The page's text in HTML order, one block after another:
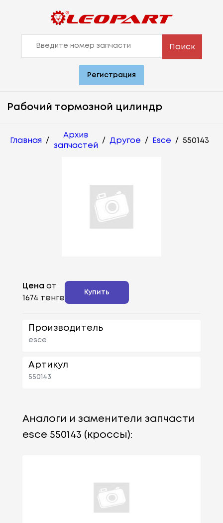
Поиск
Регистрация
Рабочий тормозной цилиндр
Главная /
Архив
запчастей
/ Другое / Esce / 550143
Цена от
1674 тенге
Купить
Производитель
esce
Артикул
550143
Аналоги и заменители запчасти
esce 550143 (кроссы):